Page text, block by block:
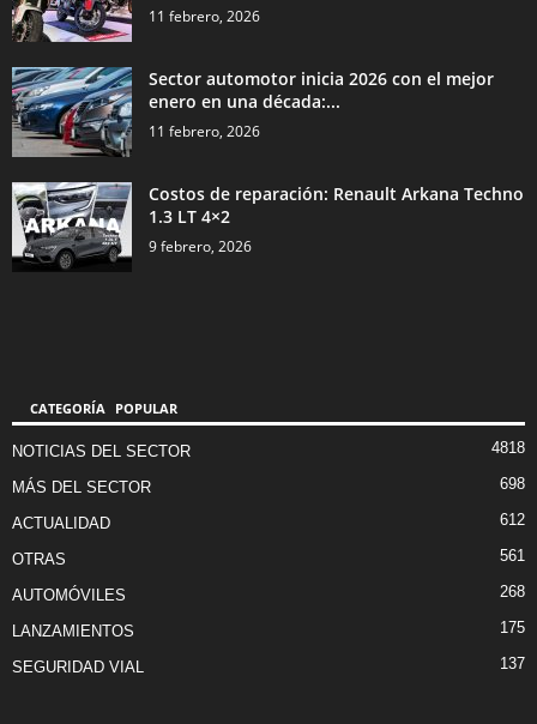
11 febrero, 2026
Sector automotor inicia 2026 con el mejor
enero en una década:...
11 febrero, 2026
Costos de reparación: Renault Arkana Techno
1.3 LT 4×2
9 febrero, 2026
CATEGORÍA POPULAR
NOTICIAS DEL SECTOR 4818
MÁS DEL SECTOR 698
ACTUALIDAD 612
OTRAS 561
AUTOMÓVILES 268
LANZAMIENTOS 175
SEGURIDAD VIAL 137